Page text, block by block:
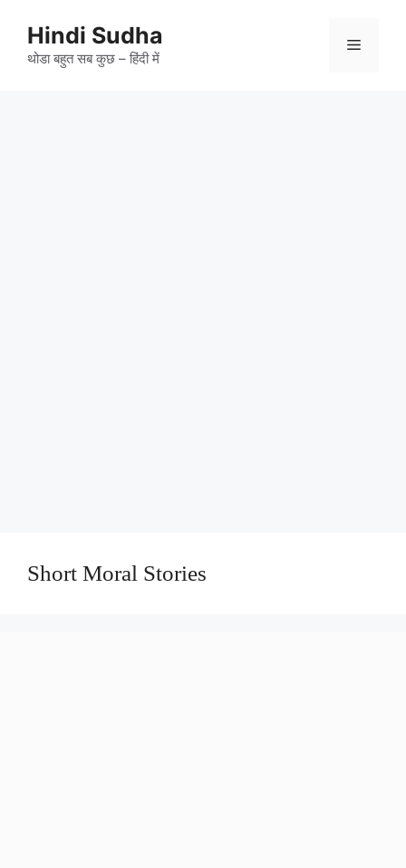
contentHindi Sudha
थोडा बहुत सब कुछ – हिंदी में
Menu
Short Moral Stories